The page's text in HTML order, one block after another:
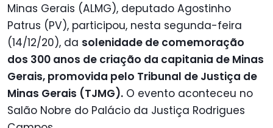
Minas Gerais (ALMG), deputado Agostinho
Patrus (PV), participou, nesta segunda-feira
(14/12/20), da solenidade de comemoração
dos 300 anos de criação da capitania de Minas
Gerais, promovida pelo Tribunal de Justiça de
Minas Gerais (TJMG). O evento aconteceu no
Salão Nobre do Palácio da Justiça Rodrigues